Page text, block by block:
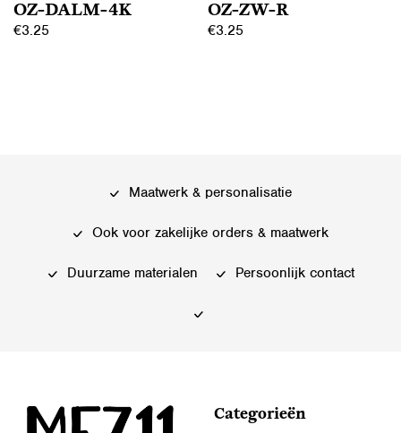
OZ-DALM-4K
€3.25
OZ-ZW-R
€3.25
Maatwerk & personalisatie
Ook voor zakelijke orders & maatwerk
Duurzame materialen Persoonlijk contact
Categorieën